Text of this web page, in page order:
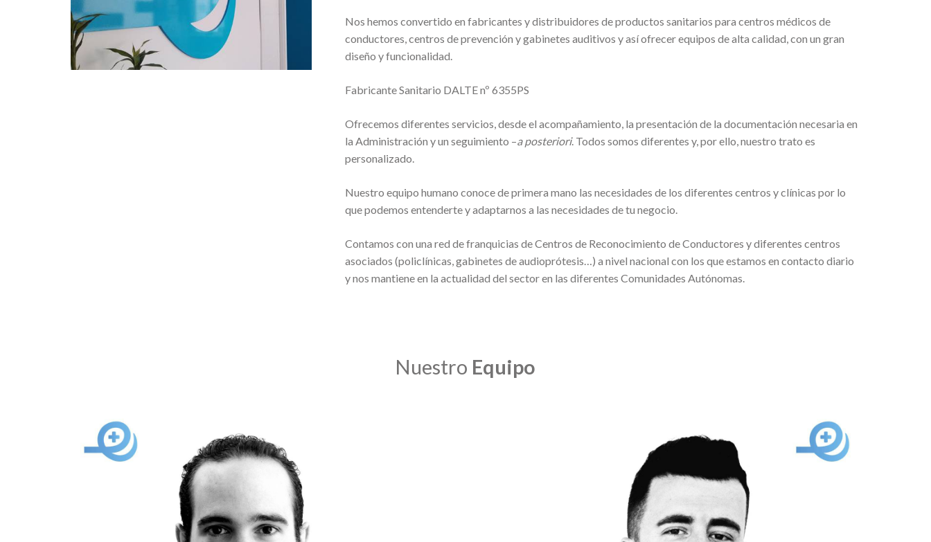
Nos hemos convertido en fabricantes y distribuidores de productos sanitarios para centros médicos de
conductores, centros de prevención y gabinetes auditivos y así ofrecer equipos de alta calidad, con un gran
diseño y funcionalidad.
Fabricante Sanitario DALTE nº 6355PS
Ofrecemos diferentes servicios, desde el acompañamiento, la presentación de la documentación necesaria en
la Administración y un seguimiento –a posteriori. Todos somos diferentes y, por ello, nuestro trato es
personalizado.
Nuestro equipo humano conoce de primera mano las necesidades de los diferentes centros y clínicas por lo
que podemos entenderte y adaptarnos a las necesidades de tu negocio.
Contamos con una red de franquicias de Centros de Reconocimiento de Conductores y diferentes centros
asociados (policlínicas, gabinetes de audioprótesis…) a nivel nacional con los que estamos en contacto diario
y nos mantiene en la actualidad del sector en las diferentes Comunidades Autónomas.
Nuestro Equipo